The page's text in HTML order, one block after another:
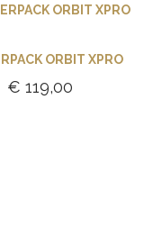
ORBIT XPRO
€ 119,00